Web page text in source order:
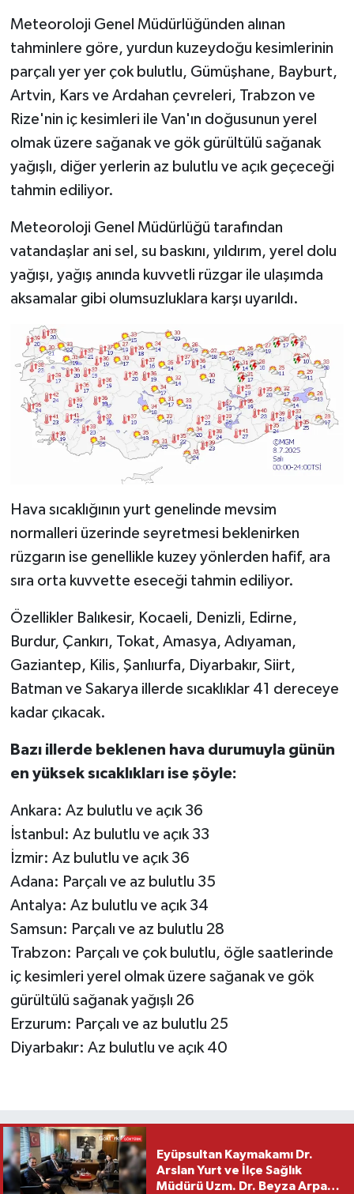
Meteoroloji Genel Müdürlüğünden alınan
tahminlere göre, yurdun kuzeydoğu kesimlerinin
parçalı yer yer çok bulutlu, Gümüşhane, Bayburt,
Artvin, Kars ve Ardahan çevreleri, Trabzon ve
Rize'nin iç kesimleri ile Van'ın doğusunun yerel
olmak üzere sağanak ve gök gürültülü sağanak
yağışlı, diğer yerlerin az bulutlu ve açık geçeceği
tahmin ediliyor.
Meteoroloji Genel Müdürlüğü tarafından
vatandaşlar ani sel, su baskını, yıldırım, yerel dolu
yağışı, yağış anında kuvvetli rüzgar ile ulaşımda
aksamalar gibi olumsuzluklara karşı uyarıldı.
Hava sıcaklığının yurt genelinde mevsim
normalleri üzerinde seyretmesi beklenirken
rüzgarın ise genellikle kuzey yönlerden hafif, ara
sıra orta kuvvette eseceği tahmin ediliyor.
Özellikler Balıkesir, Kocaeli, Denizli, Edirne,
Burdur, Çankırı, Tokat, Amasya, Adıyaman,
Gaziantep, Kilis, Şanlıurfa, Diyarbakır, Siirt,
Batman ve Sakarya illerde sıcaklıklar 41 dereceye
kadar çıkacak.
Bazı illerde beklenen hava durumuyla günün
en yüksek sıcaklıkları ise şöyle:
Ankara: Az bulutlu ve açık 36
İstanbul: Az bulutlu ve açık 33
İzmir: Az bulutlu ve açık 36
Adana: Parçalı ve az bulutlu 35
Antalya: Az bulutlu ve açık 34
Samsun: Parçalı ve az bulutlu 28
Trabzon: Parçalı ve çok bulutlu, öğle saatlerinde
iç kesimleri yerel olmak üzere sağanak ve gök
gürültülü sağanak yağışlı 26
Erzurum: Parçalı ve az bulutlu 25
Diyarbakır: Az bulutlu ve açık 40
Eyüpsultan Kaymakamı Dr.
Arslan Yurt ve İlçe Sağlık
Müdürü Uzm. Dr. Beyza Arpacı